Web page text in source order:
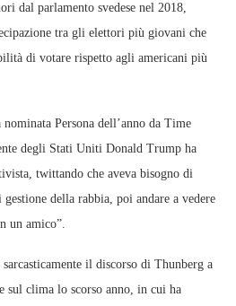
dal parlamento svedese nel 2018,
tra gli elettori più giovani che
di votare rispetto agli americani più
Persona dell’anno da Time
degli Stati Uniti Donald Trump ha
twittando che aveva bisogno di
della rabbia, poi andare a vedere
un amico”.
il discorso di Thunberg a
sul clima lo scorso anno, in cui ha